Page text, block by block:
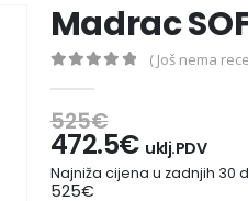
Madrac
( Još nema
525€
472.5€ uklj.PDV
Najniža cijena u zadnjih 30
525€